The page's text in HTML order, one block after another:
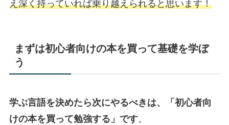
え深く持っていれば乗り越えられると思います！
まずは初心者向けの本を買って基礎を学ぼ
う
学ぶ言語を決めたら次にやるべきは、「初心者向
けの本を買って勉強する」です。